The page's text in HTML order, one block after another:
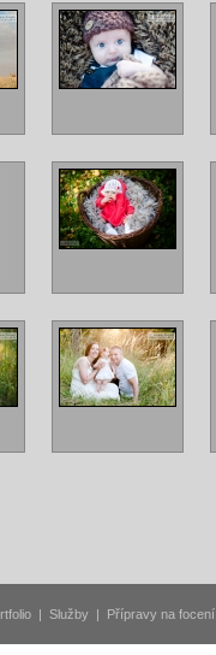
| Služby | Přípravy na focení